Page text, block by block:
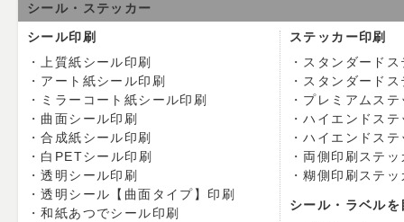
シール・ステッカー
シール印刷
上質紙シール印刷
アート紙シール印刷
ミラーコート紙シール印刷
曲面シール印刷
合成紙シール印刷
白PETシール印刷
透明シール印刷
透明シール【曲面タイプ】印刷
和紙あつでシール印刷
ステッカー印刷
スタンダード
スタンダード
プレミアムステ
ハイエンドステ
ハイエンドス
両側印刷ステッ
糊側印刷ステッ
シール・ラベル